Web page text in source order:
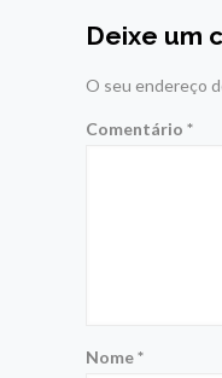
Deixe um
O seu endereço
Comentário*
Nome*